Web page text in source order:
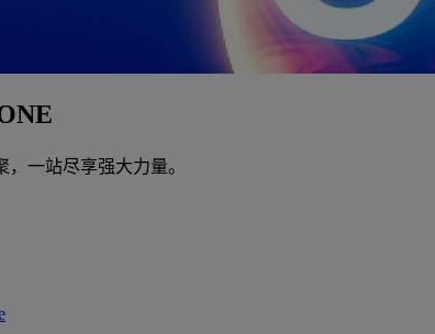
，一站尽享强大力量。